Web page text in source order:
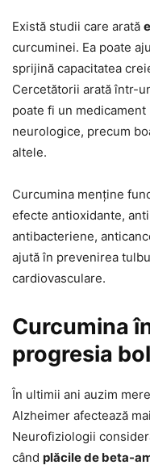
Există studii care arată
curcuminei. Ea poate
sprijină capacitatea
Cercetătorii arată într-
poate fi un
neurologice, precum
altele.
Curcumina menține
efecte antioxidante,
antibacteriene,
ajută în prevenirea
cardiovasculare.
Curcumina
progresia
În ultimii ani auzim
Alzheimer afectează
Neurofiziologii
când plăcile de beta-